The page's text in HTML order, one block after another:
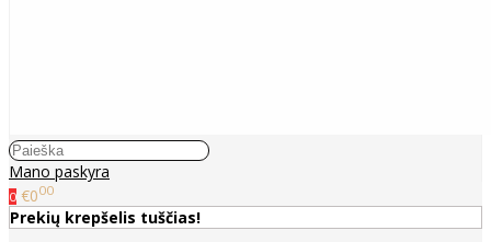
Mano paskyra
0 €000
Prekių krepšelis tuščias!